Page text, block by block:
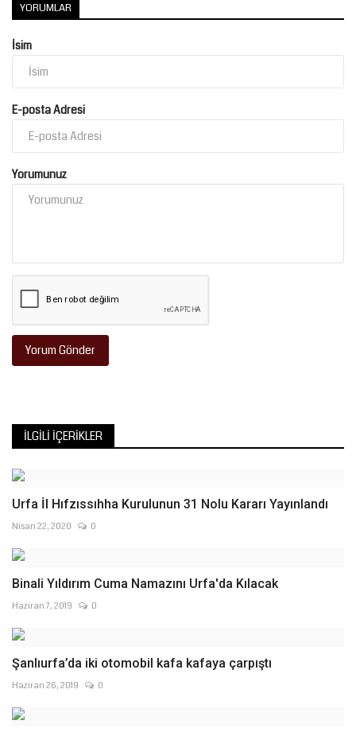
YORUMLAR
İsim
E-posta Adresi
Yorumunuz
Yorum Gönder
İLGILI İÇERIKLER
Urfa İl Hıfzıssıhha Kurulunun 31 Nolu Kararı Yayınlandı
Nisan 22, 2020 0
Binali Yıldırım Cuma Namazını Urfa'da Kılacak
Haziran 7, 2019 0
Şanlıurfa’da iki otomobil kafa kafaya çarpıştı
Haziran 26, 2019 0